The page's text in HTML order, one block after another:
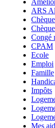
ARS
Congé
CPAM
Ecole
Emploi
Famille
Impôts
Mes